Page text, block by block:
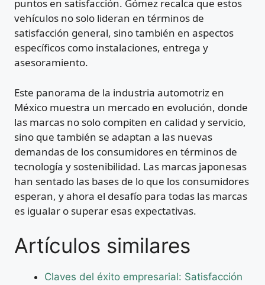
puntos en satisfacción. Gómez recalca que estos
vehículos no solo lideran en términos de
satisfacción general, sino también en aspectos
específicos como instalaciones, entrega y
asesoramiento.
Este panorama de la industria automotriz en
México muestra un mercado en evolución, donde
las marcas no solo compiten en calidad y servicio,
sino que también se adaptan a las nuevas
demandas de los consumidores en términos de
tecnología y sostenibilidad. Las marcas japonesas
han sentado las bases de lo que los consumidores
esperan, y ahora el desafío para todas las marcas
es igualar o superar esas expectativas.
Artículos similares
Claves del éxito empresarial: Satisfacción